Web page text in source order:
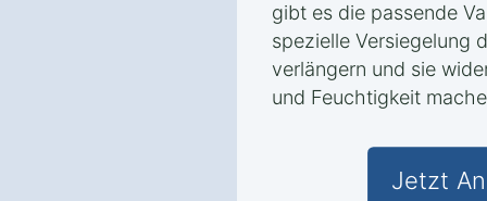
gibt es die passende
spezielle Versiegelung
verlängern und sie
und Feuchtigkeit
Jetzt